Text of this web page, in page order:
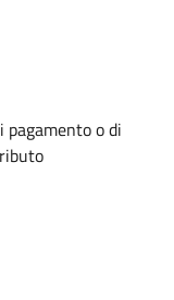
pagamento o di